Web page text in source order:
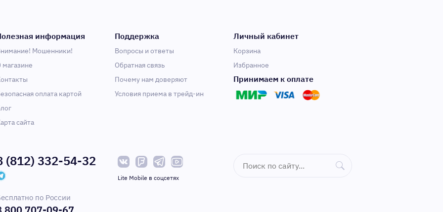
информация
Мошенники!
магазине
оплата картой
сайта
Поддержка
Вопросы и ответы
Обратная связь
Почему нам доверяют
Условия приема в трейд-ин
Личный кабинет
Корзина
Избранное
Принимаем к оплате
(812) 332-54-32
по России
Lite Mobile в соцсетях